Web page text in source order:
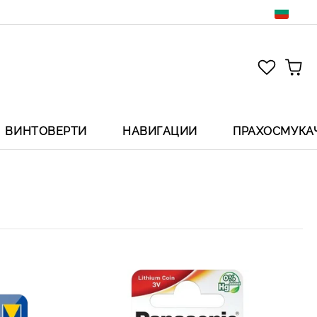
ВИНТОВЕРТИ НАВИГАЦИИ